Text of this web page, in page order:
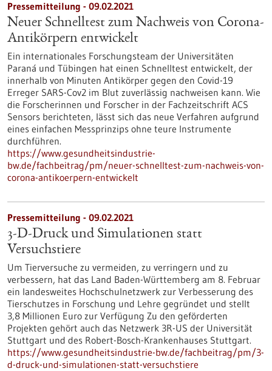
Pressemitteilung - 09.02.2021
Neuer Schnelltest zum Nachweis von Corona-
Antikörpern entwickelt
Ein internationales Forschungsteam der Universitäten
Paraná und Tübingen hat einen Schnelltest entwickelt, der
innerhalb von Minuten Antikörper gegen den Covid-19
Erreger SARS-Cov2 im Blut zuverlässig nachweisen kann. Wie
die Forscherinnen und Forscher in der Fachzeitschrift ACS
Sensors berichteten, lässt sich das neue Verfahren aufgrund
eines einfachen Messprinzips ohne teure Instrumente
durchführen.
https://www.gesundheitsindustrie-
bw.de/fachbeitrag/pm/neuer-schnelltest-zum-nachweis-von-
corona-antikoerpern-entwickelt
Pressemitteilung - 09.02.2021
3-D-Druck und Simulationen statt
Versuchstiere
Um Tierversuche zu vermeiden, zu verringern und zu
verbessern, hat das Land Baden-Württemberg am 8. Februar
ein landesweites Hochschulnetzwerk zur Verbesserung des
Tierschutzes in Forschung und Lehre gegründet und stellt
3,8 Millionen Euro zur Verfügung Zu den geförderten
Projekten gehört auch das Netzwerk 3R-US der Universität
Stuttgart und des Robert-Bosch-Krankenhauses Stuttgart.
https://www.gesundheitsindustrie-bw.de/fachbeitrag/pm/3-
d-druck-und-simulationen-statt-versuchstiere